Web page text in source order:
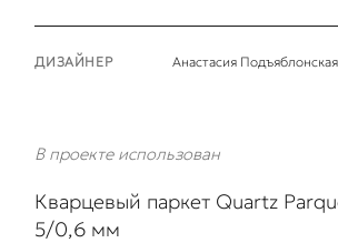
ДИЗАЙНЕР Анастасия
В проекте использован
Кварцевый паркет Quartz
5/0,6 мм